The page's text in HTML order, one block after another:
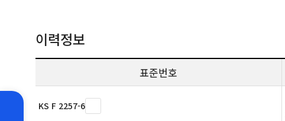
이력정보
표준번호
KS F 2257-6